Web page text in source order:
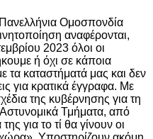
Ομοσπονδία
αναφέρονται,
2023 όλοι οι
ή όχι σε κάποια
τα καταστήματά μας και δεν
για κρατικά έγγραφα. Με
της κυβέρνησης για τη
Τμήματα, από
για το τί θα γίνουν οι